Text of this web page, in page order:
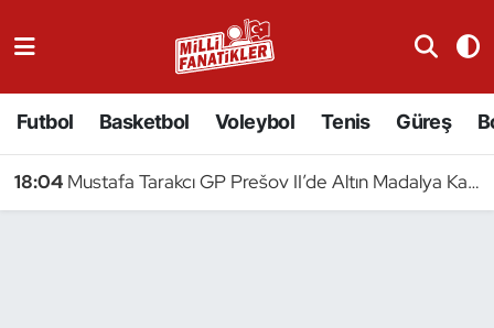
Futbol Basketbol Voleybol Tenis Güreş
18:04 Mustafa Tarakcı GP Prešov II’de Altın Madalya Kazandı
Badminton